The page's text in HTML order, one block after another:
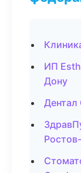
ИП
Дону
Дентал